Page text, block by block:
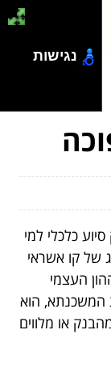
כלכלי למי
של קו אשראי
העצמי
המשכנתא, הוא
או מלווים
נגישות